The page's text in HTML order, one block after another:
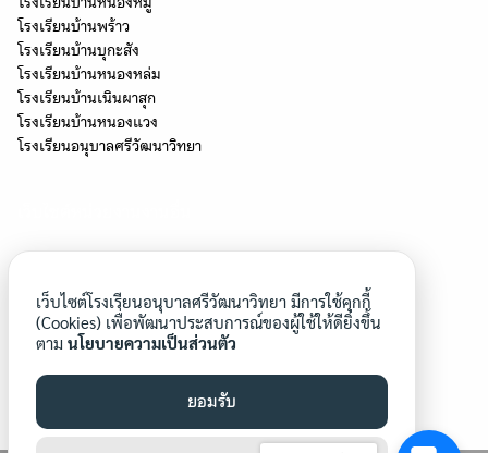
โรงเรียนบ้านพร้าว
โรงเรียนบ้านบุกะสัง
โรงเรียนบ้านหนองหล่ม
โรงเรียนบ้านเนินผาสุก
โรงเรียนบ้านหนองแวง
โรงเรียนอนุบาลศรีวัฒนาวิทยา
โรงเรียนประชารัฐ
โครงการยุวทูตความดี
โรงเรียนวิถีพุทธ
โรงเรียนคุณภาพของชุมชน
เว็บไซต์โรงเรียนอนุบาลศรีวัฒนาวิทยา มีการใช้คุกกี้
(Cookies) เพื่อพัฒนาประสบการณ์ของผู้ใช้ให้ดียิ่งขึ้น
ตาม นโยบายความเป็นส่วนตัว
ยอมรับ